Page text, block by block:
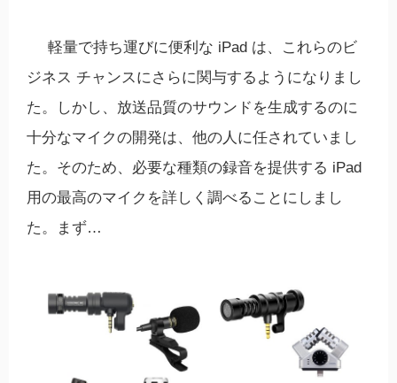
軽量で持ち運びに便利な iPad は、これらのビ
ジネス チャンスにさらに関与するようになりまし
た。しかし、放送品質のサウンドを生成するのに
十分なマイクの開発は、他の人に任されていまし
た。そのため、必要な種類の録音を提供する iPad
用の最高のマイクを詳しく調べることにしまし
た。まず…